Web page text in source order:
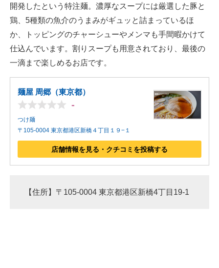
開発したという特注麺。濃厚なスープには厳選した豚と
鶏、5種類の魚介のうまみがギュッと詰まっているほ
か、トッピングのチャーシューやメンマも手間暇かけて
仕込んでいます。割りスープも用意されており、最後の
一滴まで楽しめるお店です。
麺屋 周郷（東京都）
-
つけ麺
〒105-0004 東京都港区新橋４丁目１９−１
店舗情報を見る・クチコミを投稿する
【住所】〒105-0004 東京都港区新橋4丁目19-1